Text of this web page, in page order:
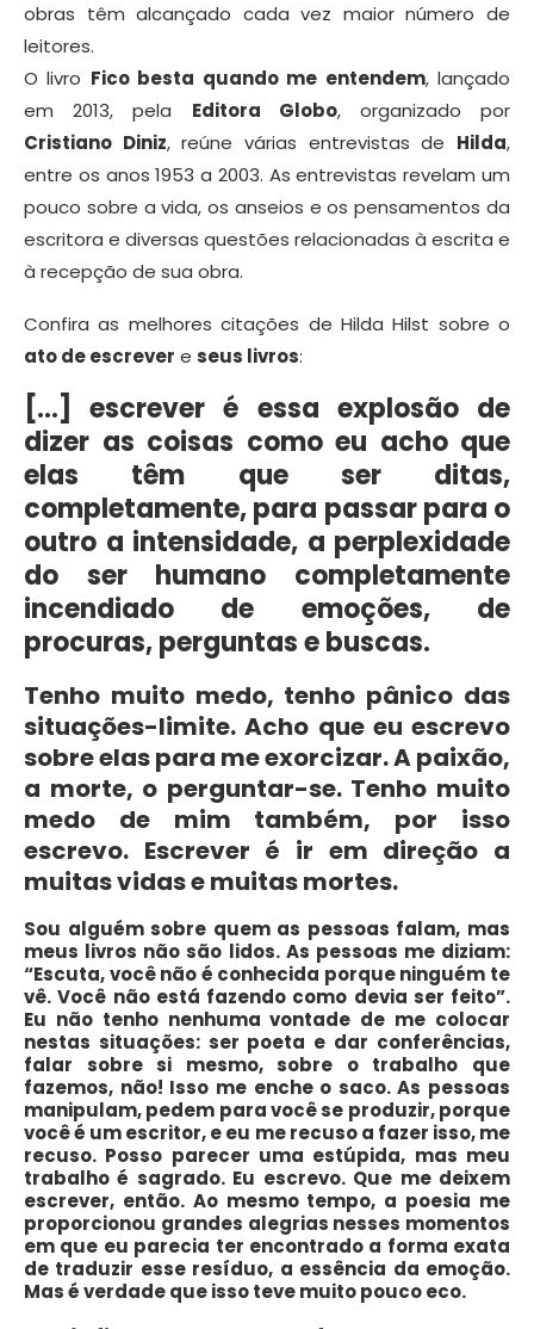
obras têm alcançado cada vez maior número de
leitores.
O livro Fico besta quando me entendem, lançado
em 2013, pela Editora Globo, organizado por
Cristiano Diniz, reúne várias entrevistas de Hilda,
entre os anos 1953 a 2003. As entrevistas revelam um
pouco sobre a vida, os anseios e os pensamentos da
escritora e diversas questões relacionadas à escrita e
à recepção de sua obra.
Confira as melhores citações de Hilda Hilst sobre o
ato de escrever e seus livros:
[…] escrever é essa explosão de
dizer as coisas como eu acho que
elas têm que ser ditas,
completamente, para passar para o
outro a intensidade, a perplexidade
do ser humano completamente
incendiado de emoções, de
procuras, perguntas e buscas.
Tenho muito medo, tenho pânico das
situações-limite. Acho que eu escrevo
sobre elas para me exorcizar. A paixão,
a morte, o perguntar-se. Tenho muito
medo de mim também, por isso
escrevo. Escrever é ir em direção a
muitas vidas e muitas mortes.
Sou alguém sobre quem as pessoas falam, mas
meus livros não são lidos. As pessoas me diziam:
“Escuta, você não é conhecida porque ninguém te
vê. Você não está fazendo como devia ser feito”.
Eu não tenho nenhuma vontade de me colocar
nestas situações: ser poeta e dar conferências,
falar sobre si mesmo, sobre o trabalho que
fazemos, não! Isso me enche o saco. As pessoas
manipulam, pedem para você se produzir, porque
você é um escritor, e eu me recuso a fazer isso, me
recuso. Posso parecer uma estúpida, mas meu
trabalho é sagrado. Eu escrevo. Que me deixem
escrever, então. Ao mesmo tempo, a poesia me
proporcionou grandes alegrias nesses momentos
em que eu parecia ter encontrado a forma exata
de traduzir esse resíduo, a essência da emoção.
Mas é verdade que isso teve muito pouco eco.